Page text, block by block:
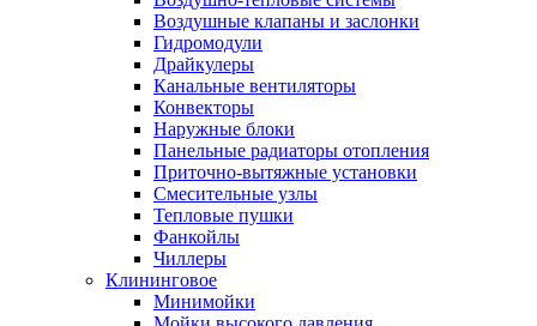
Воздушные клапаны и заслонки
Гидромодули
Драйкулеры
Канальные вентиляторы
Конвекторы
Наружные блоки
Панельные радиаторы отопления
Приточно-вытяжные установки
Смесительные узлы
Тепловые пушки
Фанкойлы
Чиллеры
Клининговое
Минимойки